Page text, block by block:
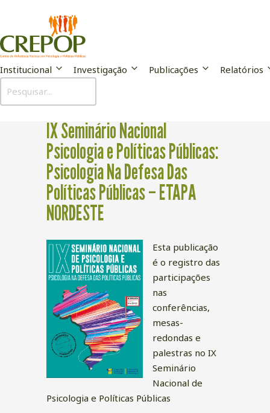
Institucional Investigação Publicações Relatórios
Publicação
IX Seminário Nacional
Psicologia e Políticas Públicas:
Psicologia Na Defesa Das
Políticas Públicas – ETAPA
NORDESTE
Esta publicação
é o registro das
participações
nas
conferências,
mesas-
redondas e
palestras no IX
Seminário
Nacional de
Psicologia e Políticas Públicas